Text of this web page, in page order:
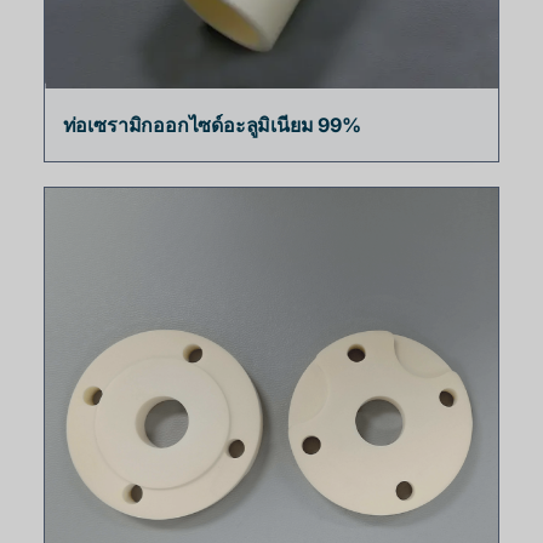
ท่อเซรามิกออกไซด์อะลูมิเนียม 99%